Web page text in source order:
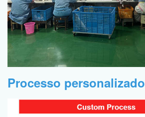
Processo personalizado